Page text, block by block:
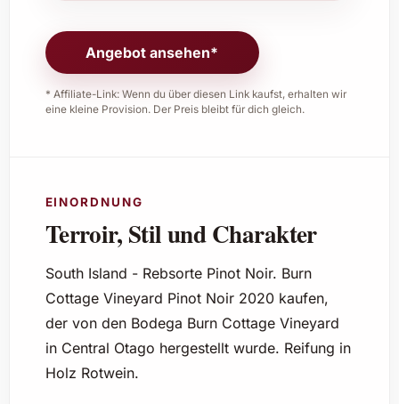
Angebot ansehen*
* Affiliate-Link: Wenn du über diesen Link kaufst, erhalten wir
eine kleine Provision. Der Preis bleibt für dich gleich.
EINORDNUNG
Terroir, Stil und Charakter
South Island - Rebsorte Pinot Noir. Burn
Cottage Vineyard Pinot Noir 2020 kaufen,
der von den Bodega Burn Cottage Vineyard
in Central Otago hergestellt wurde. Reifung in
Holz Rotwein.